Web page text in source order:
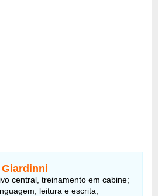
central, treinamento em cabine;
leitura e escrita;